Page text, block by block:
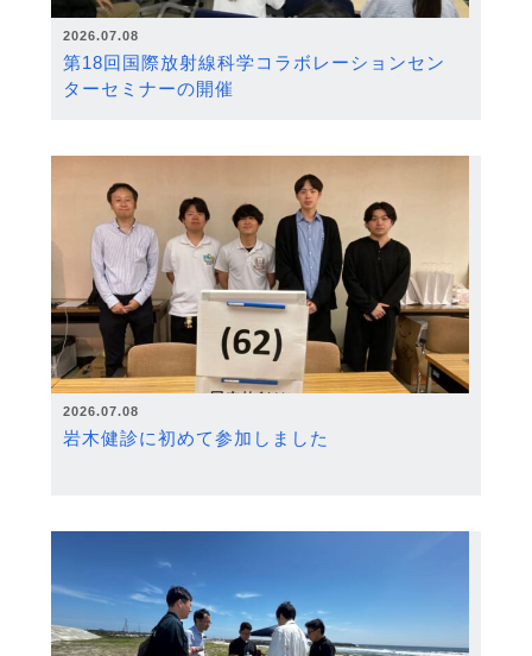
2026.07.08
第18回国際放射線科学コラボレーションセン
ターセミナーの開催
2026.07.08
岩木健診に初めて参加しました